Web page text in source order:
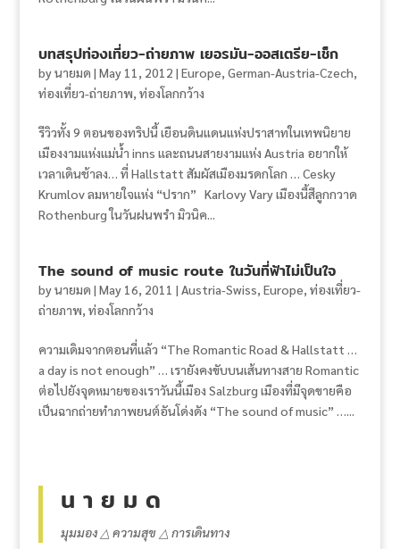
บทสรุปท่องเที่ยว-ถ่ายภาพ เยอรมัน-ออสเตรีย-เช็ก
byนายมด | May 11, 2012 | Europe, German-Austria-Czech,
ท่องเที่ยว-ถ่ายภาพ, ท่องโลกกว้าง
รีวิวทั้ง 9 ตอนของทริปนี้ เยือนดินแดนแห่งปราสาทในเทพนิยาย
เมืองงามแห่งแม่น้ำ inns และถนนสายงามแห่ง Austria อยากให้
เวลาเดินช้าลง… ที่ Hallstatt สัมผัสเมืองมรดกโลก … Cesky
Krumlov ลมหายใจแห่ง “ปราก” Karlovy Vary เมืองนี้สีลูกกวาด
Rothenburg ในวันฝนพรำ มิวนิค...
The sound of music route ในวันที่ฟ้าไม่เป็นใจ
byนายมด | May 16, 2011 | Austria-Swiss, Europe, ท่องเที่ยว-
ถ่ายภาพ, ท่องโลกกว้าง
ความเดิมจากตอนที่แล้ว “The Romantic Road & Hallstatt …
a day is not enough” … เรายังคงขับบนเส้นทางสาย Romantic
ต่อไปยังจุดหมายของเราวันนี้เมือง Salzburg เมืองที่มีจุดขายคือ
เป็นฉากถ่ายทำภาพยนต์อันโด่งดัง “The sound of music” …...
น า ย ม ด
มุมมอง △ ความสุข △ การเดินทาง